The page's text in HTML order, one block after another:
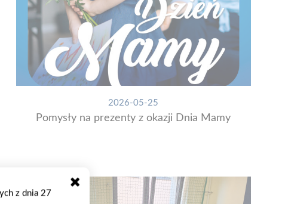
2026-05-25
Pomysły na prezenty z okazji Dnia Mamy
z dnia 27